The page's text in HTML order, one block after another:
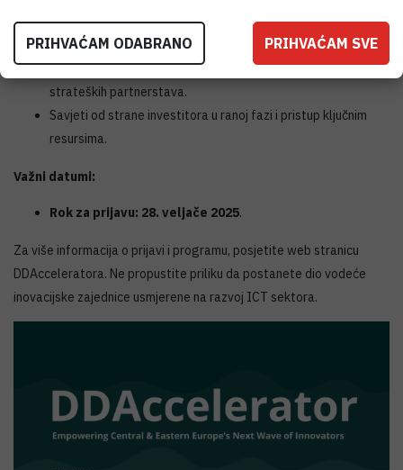
Intenzivan četveromjesečni program koji kombinira grupne
aktivnosti i individualno mentorstvo.
Mogućnost sudjelovanja u prvom pilot projektu i razvoju
strateških partnerstava.
Savjeti od strane investitora u ranoj fazi i pristup ključnim
resursima.
Važni datumi:
Rok za prijavu: 28. veljače 2025.
Za više informacija o prijavi i programu, posjetite web stranicu
DDAcceleratora. Ne propustite priliku da postanete dio vodeće
inovacijske zajednice usmjerene na razvoj ICT sektora.
PRIHVAĆAM ODABRANO PRIHVAĆAM SVE